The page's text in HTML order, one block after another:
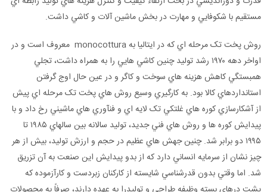
مستقيم با شکوفايي و مهارت در بخش ماشين آلات و کاشي داشت.
روش پخت تک مرحله اي که در ايتاليا به monocottura معروف است و در
اواخر دهه ۱۹۷۰ رشد توليد چنين کاشي هايي را به همراه داشت، تجلي
همبستگي کاهش هزينه هاي سوخت و کاگر و در عين حال اوج گرفتن
استانداردهاي کالا بود. به کارگيري وسيع روش هاي پخت تک مرحله اي پيش
از آشکارسازي کوره هاي غلتکي تک لايه اي و فنآوري هاي ماشيني رخ داد و با
پيدايش کوره ها و روش هاي فني جديد، توليد سالانه بين سالهاي ۱۹۸۵ تا
۱۹۹۵ دو برابر شد. چنين جهش هاي عظيم در حجم و ارزش توليد، بيش از هر
چيز نشان از سرمايه انساني دارد که از بدو پيدايش اين صنعت به آن تزريق
شد. اما وقتي بدون قدرشناسي شايسته از کارکنان زبردست و کارآزموده که